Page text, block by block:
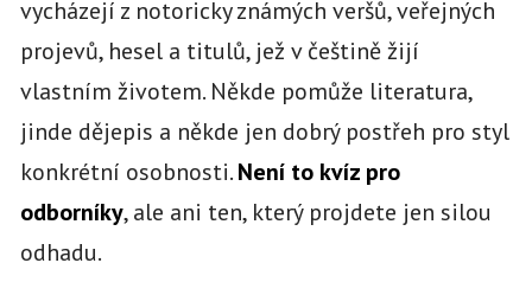
vycházejí z notoricky známých veršů, veřejných
projevů, hesel a titulů, jež v češtině žijí
vlastním životem. Někde pomůže literatura,
jinde dějepis a někde jen dobrý postřeh pro styl
konkrétní osobnosti.Není to kvíz pro
odborníky, ale ani ten, který projdete jen silou
odhadu.